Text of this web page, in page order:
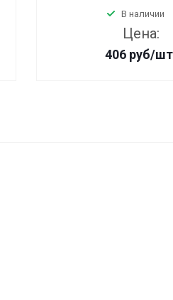
В наличии
Цена:
406 руб/шт